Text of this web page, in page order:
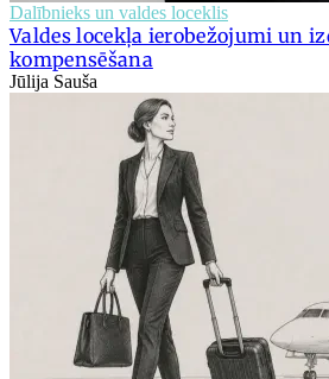
Dalībnieks un valdes loceklis
Valdes locekļa ierobežojumi un
kompensēšana
Jūlija Sauša